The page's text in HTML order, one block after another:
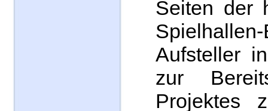
Seiten der
Aufsteller
zur
Projektes